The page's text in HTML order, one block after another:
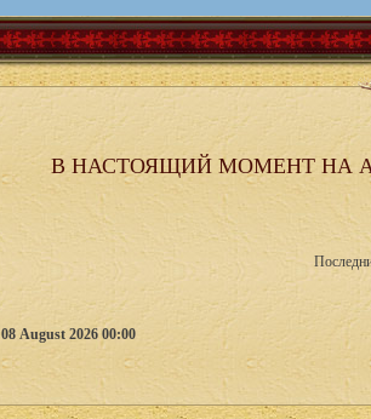
В НАСТОЯЩИЙ МОМЕНТ НА
08 August 2026 00:00